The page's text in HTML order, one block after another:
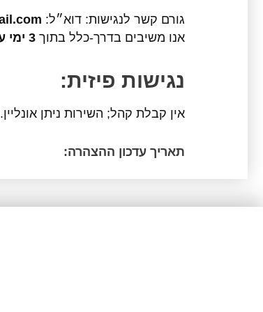
גורם קשר לנגישות: דוא״ל:
אנו משיבים בדרך-כלל בתוך 3 ימי עסקים
נגישות פיזית: ​
אין קבלת קהל; השירות ניתן אונליין.
תאריך עדכון ההצהרה: